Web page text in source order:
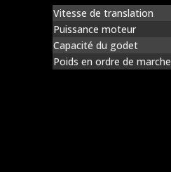
Vitesse de translation
Puissance moteur
Capacité du godet
Poids en ordre de marche